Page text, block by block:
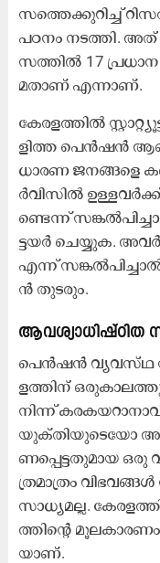
സ​ത്തെ​ക്കു​റി​ച്ച്
പ​ഠ​നം ന​ട​ത്തി.
സ​ത്തി​ൽ 17
മ​താ​ണ് എ​ന്നാ​ണ്.
കേ​ര​ള​ത്തി​ൽ
ളി​ത്ത പെ​ൻ​ഷ​ൻ
ധാ​ര​ണ ജ​ന​ങ്ങ​ളെ
ർ​വി​സി​ൽ
ണ്ടെ​ന്ന്
ട്ട​യ​ർ ചെ​യ്യു​ക.
എ​ന്ന് സ​ങ്ക​ൽ​പി​ച്ചാ​ൽ
ൻ തു​ട​രും.
ആ​വ​ശ്യാ​ധി​ഷ്ഠി​ത
പെ​ൻ​ഷ​ൻ വ്യ​വ​സ്​​ഥ
ള​ത്തി​ന്
നി​ന്ന്​
യു​ക്​​തി​യു​ടെ​യോ
ണ​പ്പെ​ട്ട​തു​മാ​യ ഒ​രു
ത്ര​മാ​ത്രം
സാ​ധ്യ​മ​ല്ല.
ത്തി​ന്റെ
യാ​ണ്.